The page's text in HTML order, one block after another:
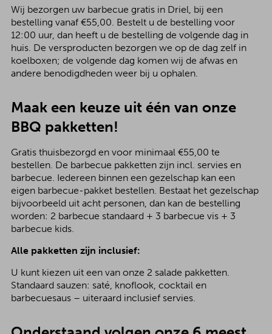
Wij bezorgen uw barbecue gratis in Driel, bij een
bestelling vanaf €55,00. Bestelt u de bestelling voor
12:00 uur, dan heeft u de bestelling de volgende dag in
huis. De versproducten bezorgen we op de dag zelf in
koelboxen; de volgende dag komen wij de afwas en
andere benodigdheden weer bij u ophalen.
Maak een keuze uit één van onze
BBQ pakketten!
Gratis thuisbezorgd en voor minimaal €55,00 te
bestellen. De barbecue pakketten zijn incl. servies en
barbecue. Iedereen binnen een gezelschap kan een
eigen barbecue-pakket bestellen. Bestaat het gezelschap
bijvoorbeeld uit acht personen, dan kan de bestelling
worden: 2 barbecue standaard + 3 barbecue vis + 3
barbecue kids.
Alle pakketten zijn inclusief:
U kunt kiezen uit een van onze 2 salade pakketten.
Standaard sauzen: saté, knoflook, cocktail en
barbecuesaus – uiteraard inclusief servies.